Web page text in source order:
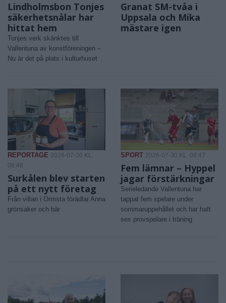
Lindholmsbon Tonjes
säkerhetsnålar har
hittat hem
Tonjes verk skänktes till
Vallentuna av konstföreningen –
Nu är det på plats i kulturhuset
Granat SM-tvåa i
Uppsala och Mika
mästare igen
REPORTAGE 2026-07-30 KL.
08:48
Surkålen blev starten
på ett nytt företag
Från villan i Ormsta förädlar Anna
grönsaker och bär
SPORT 2026-07-30 KL. 08:47
Fem lämnar – Hyppel
jagar förstärkningar
Serieledande Vallentuna har
tappat fem spelare under
sommaruppehållet och har haft
sex provspelare i träning